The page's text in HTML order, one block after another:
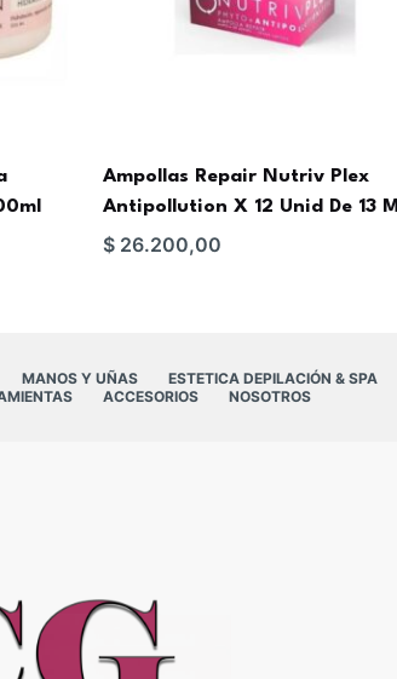
Ampollas Repair Nutriv Plex
Antipollution X 12 Unid De 13 Ml
$26.200,00
MANOS Y UÑAS
ESTETICA DEPILACIÓN & SPA
ACCESORIOS NOSOTROS